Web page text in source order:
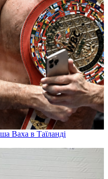
Ваха в Таїланді